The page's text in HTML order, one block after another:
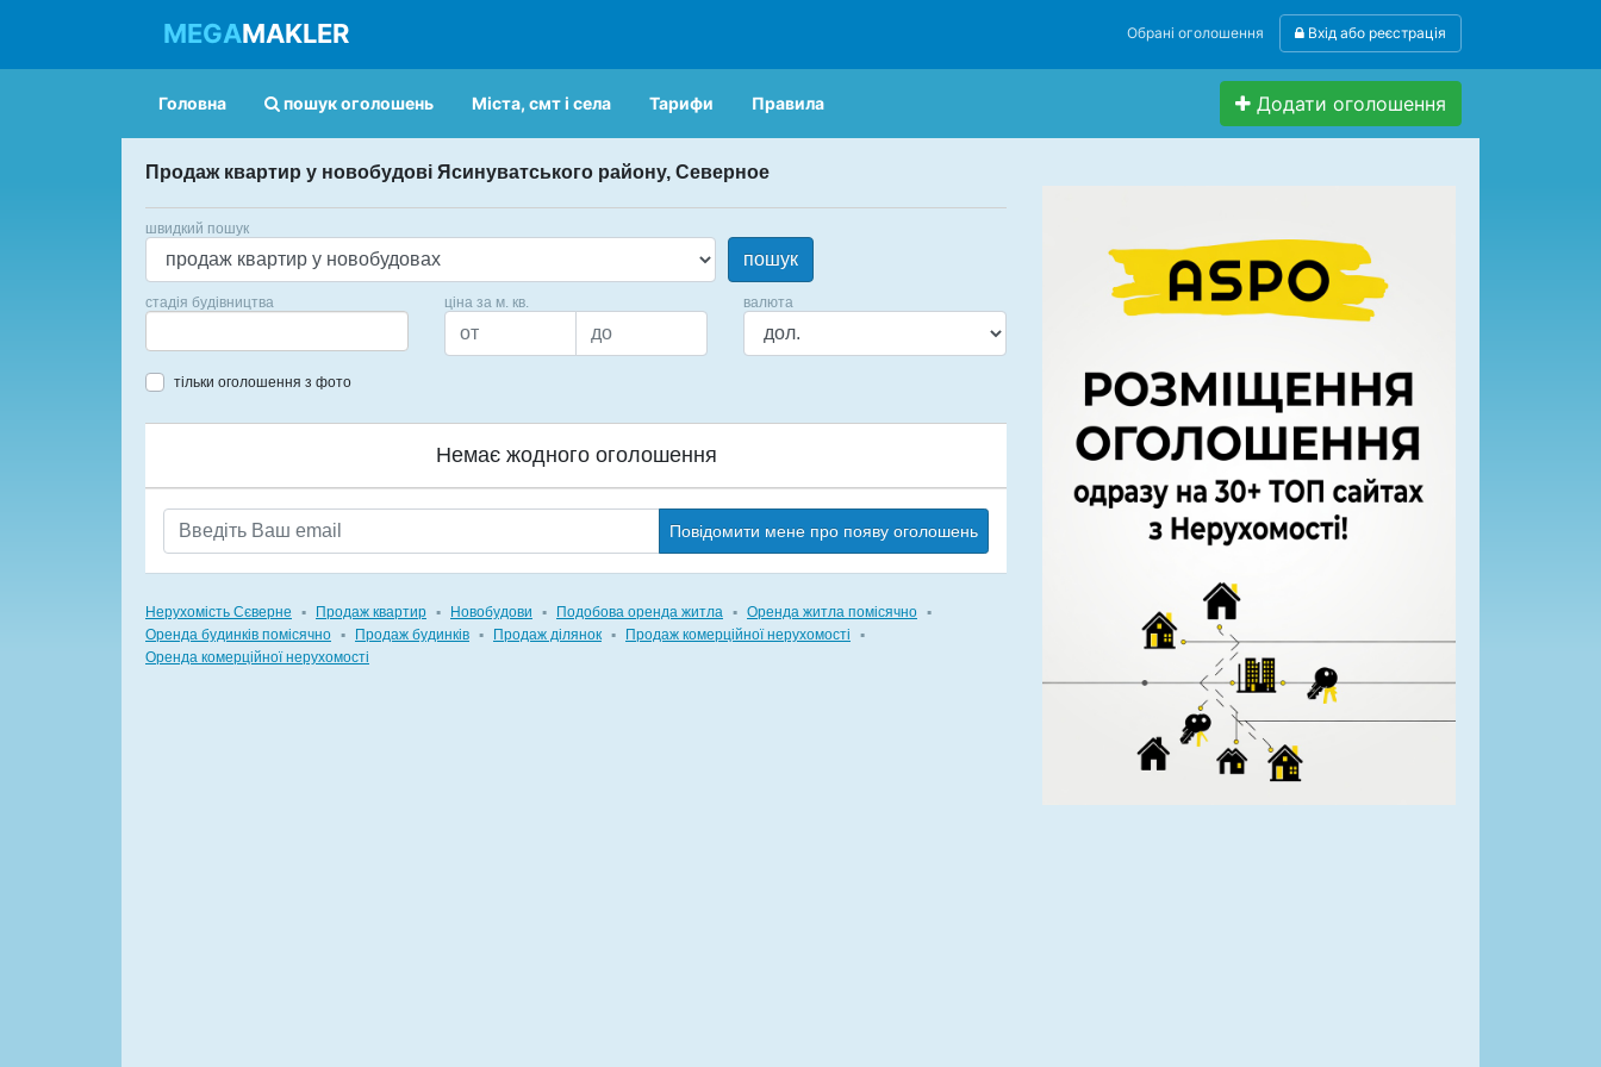
MEGAMAKLER Обрані оголошення Вхід або реєстрація
Головна пошук оголошень Міста, смт і села Тарифи Правила Додати оголошення
Продаж квартир у новобудові Ясинуватського району, Северное
швидкий пошук
пошук
стадія будівництва ціна за м. кв. валюта
тільки оголошення з фото
Немає жодного оголошення
Повідомити мене про появу оголошень
Нерухомість Сєверне ▪ Продаж квартир ▪ Новобудови ▪ Подобова оренда житла ▪ Оренда житла помісячно ▪
Оренда будинків помісячно ▪ Продаж будинків ▪ Продаж ділянок ▪ Продаж комерційної нерухомості
▪
Оренда комерційної нерухомості